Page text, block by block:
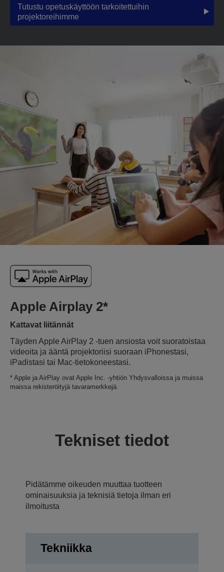
Tutustu opetuskäyttöön tarkoitettuihin
projektoreihimme
Apple Airplay 2*
Kattavat liitännät
Täyden Apple AirPlay 2 -tuen ansiosta voit suoratoistaa
videoita ja ääntä projektoriisi suoraan iPhonestasi,
iPadistasi tai Mac-tietokoneestasi.
* Apple ja AirPlay ovat Apple Inc. -yhtiön Yhdysvalloissa ja muissa
maissa rekisteröityjä tavaramerkkejä.
Tekniset tiedot
Pidätämme oikeuden muuttaa tuotteen
ominaisuuksia ja teknisiä tietoja ilman eri
ilmoitusta
Tekniikka